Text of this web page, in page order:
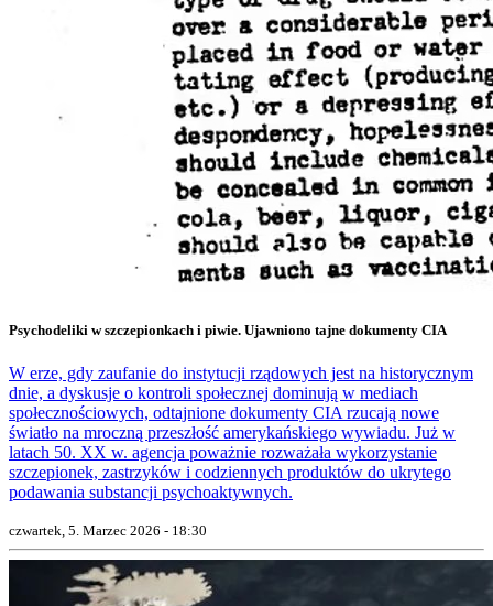
Psychodeliki w szczepionkach i piwie. Ujawniono tajne dokumenty CIA
W erze, gdy zaufanie do instytucji rządowych jest na historycznym
dnie, a dyskusje o kontroli społecznej dominują w mediach
społecznościowych, odtajnione dokumenty CIA rzucają nowe
światło na mroczną przeszłość amerykańskiego wywiadu. Już w
latach 50. XX w. agencja poważnie rozważała wykorzystanie
szczepionek, zastrzyków i codziennych produktów do ukrytego
podawania substancji psychoaktywnych.
czwartek, 5. Marzec 2026 - 18:30